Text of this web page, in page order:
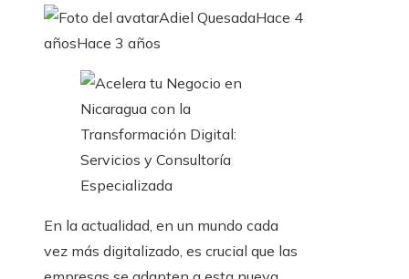
Adiel QuesadaHace 4
añosHace 3 años
En la actualidad, en un mundo cada
vez más digitalizado, es crucial que las